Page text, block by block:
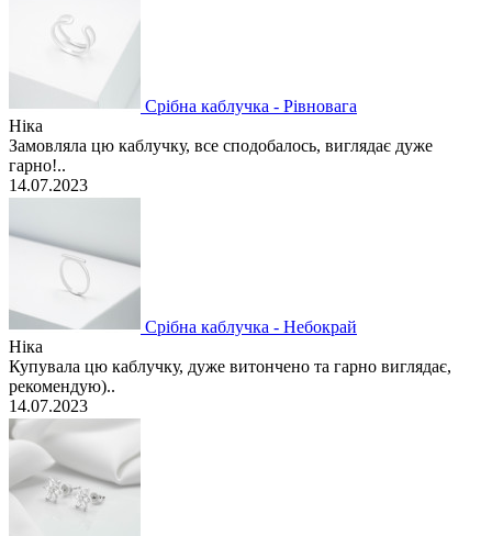
Срібна каблучка - Рівновага
Ніка
Замовляла цю каблучку, все сподобалось, виглядає дуже
гарно!..
14.07.2023
Срібна каблучка - Небокрай
Ніка
Купувала цю каблучку, дуже витончено та гарно виглядає,
рекомендую)..
14.07.2023